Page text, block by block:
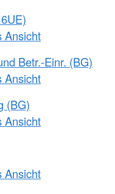
Ansicht
Betr.-Einr. (BG)
Ansicht
(BG)
Ansicht
Ansicht